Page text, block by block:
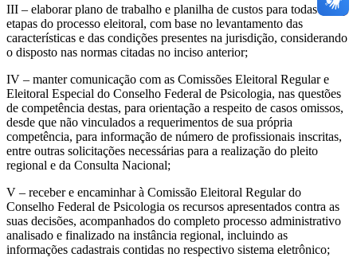
III – elaborar plano de trabalho e planilha de custos para todas as
etapas do processo eleitoral, com base no levantamento das
características e das condições presentes na jurisdição, considerando
o disposto nas normas citadas no inciso anterior;
IV – manter comunicação com as Comissões Eleitoral Regular e
Eleitoral Especial do Conselho Federal de Psicologia, nas questões
de competência destas, para orientação a respeito de casos omissos,
desde que não vinculados a requerimentos de sua própria
competência, para informação de número de profissionais inscritas,
entre outras solicitações necessárias para a realização do pleito
regional e da Consulta Nacional;
V – receber e encaminhar à Comissão Eleitoral Regular do
Conselho Federal de Psicologia os recursos apresentados contra as
suas decisões, acompanhados do completo processo administrativo
analisado e finalizado na instância regional, incluindo as
informações cadastrais contidas no respectivo sistema eletrônico;